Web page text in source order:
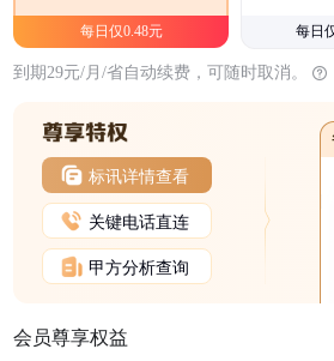
每日仅0.48元 每日
到期29元/月/省自动续费，可随时取消。
标讯详情查看
关键电话直连
甲方分析查询
会员尊享权益